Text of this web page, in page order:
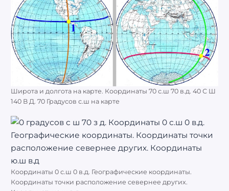
Широта и долгота на карте. Координаты 70 с.ш 70 в.д. 40 С Ш
140 В Д. 70 Градусов с.ш на карте
Координаты 0 с.ш 0 в.д. Географические координаты.
Координаты точки расположение севернее других.